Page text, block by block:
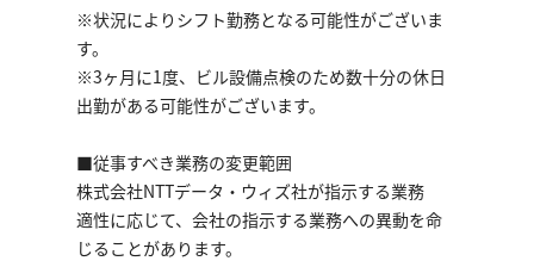
※状況によりシフト勤務となる可能性がございま
す。
※3ヶ月に1度、ビル設備点検のため数十分の休日
出勤がある可能性がございます。
■従事すべき業務の変更範囲
株式会社NTTデータ・ウィズ社が指示する業務
適性に応じて、会社の指示する業務への異動を命
じることがあります。